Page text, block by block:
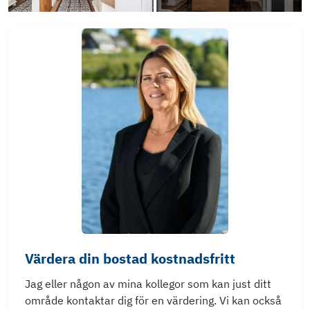
Värdera din bostad kostnadsfritt
Jag eller någon av mina kollegor som kan just ditt
område kontaktar dig för en värdering. Vi kan också